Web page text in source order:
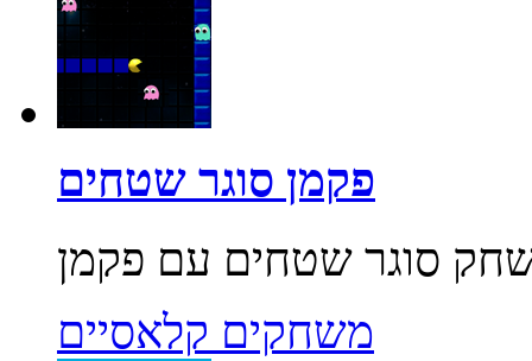
פקמן סוגר שטחים
משחקים קלאסיים